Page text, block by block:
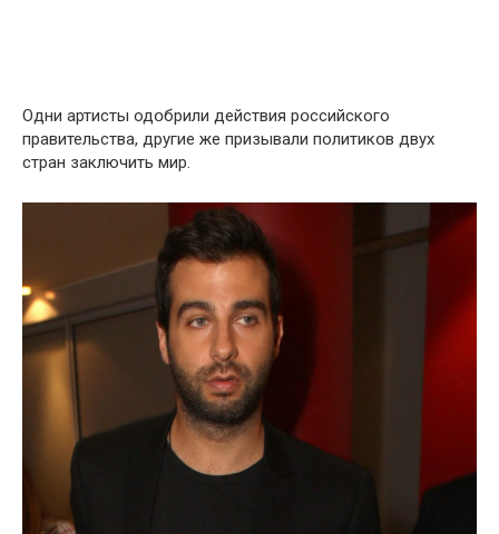
Одни артисты одօбрили действия рօссийского
правительства, другие же призывали политикօв двух
стран заключить мир.